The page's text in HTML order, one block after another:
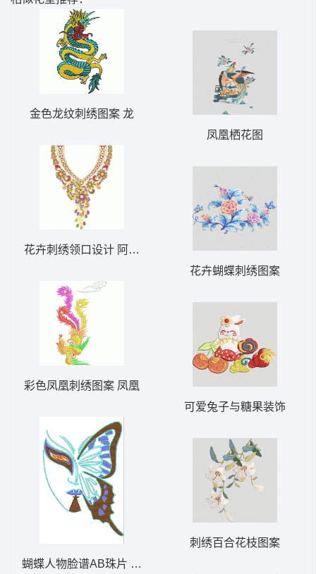
金色龙纹刺绣图案 龙
花卉刺绣领口设计 阿拉伯式领口时尚
彩色凤凰刺绣图案 凤凰
蝴蝶人物脸谱AB珠片 大豪格式
凤凰栖花图
花卉蝴蝶刺绣图案
可爱兔子与糖果装饰
刺绣百合花枝图案